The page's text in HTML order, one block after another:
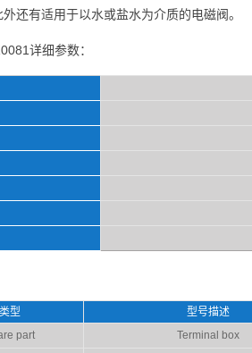
还有适用于以水或盐水为介质的电磁阀。
详细参数：
类型 型号描述
part Terminal box